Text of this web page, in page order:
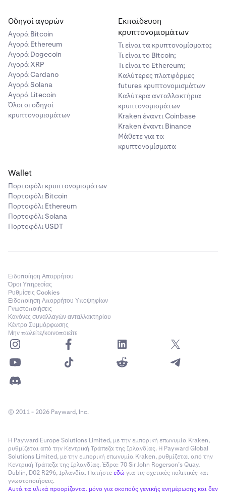
Οδηγοί αγορών
Αγορά Bitcoin
Αγορά Ethereum
Αγορά Dogecoin
Αγορά XRP
Αγορά Cardano
Αγορά Solana
Αγορά Litecoin
Όλοι οι οδηγοί
κρυπτονομισμάτων
Εκπαίδευση
κρυπτονομισμάτων
Τι είναι τα κρυπτονομίσματα;
Τι είναι το Bitcoin;
Τι είναι το Ethereum;
Καλύτερες πλατφόρμες
futures κρυπτονομισμάτων
Καλύτερα ανταλλακτήρια
κρυπτονομισμάτων
Kraken έναντι Coinbase
Kraken έναντι Binance
Μάθετε για τα
κρυπτονομίσματα
Wallet
Πορτοφόλι κρυπτονομισμάτων
Πορτοφόλι Bitcoin
Πορτοφόλι Ethereum
Πορτοφόλι Solana
Πορτοφόλι USDT
Ειδοποίηση Απορρήτου
Όροι Υπηρεσίας
Ρυθμίσεις Cookies
Ειδοποίηση Απορρήτου Υποψηφίων
Γνωστοποιήσεις
Κανόνες συναλλαγών ανταλλακτηρίου
Κέντρο Συμμόρφωσης
Μην πωλείτε/κοινοποιείτε
© 2011 - 2026 Payward, Inc.
Η Payward Europe Solutions Limited, με την εμπορική επωνυμία Kraken,
ρυθμίζεται από την Κεντρική Τράπεζα της Ιρλανδίας. Η Payward Global
Solutions Limited, με την εμπορική επωνυμία Kraken, ρυθμίζεται από την
Κεντρική Τράπεζα της Ιρλανδίας. Έδρα: 70 Sir John Rogerson’s Quay,
Dublin, D02 R296, Ιρλανδία. Πατήστεεδώγια τις σχετικές πολιτικές και
γνωστοποιήσεις.
Αυτά τα υλικά προορίζονται μόνο για σκοπούς γενικής ενημέρωσης και δεν